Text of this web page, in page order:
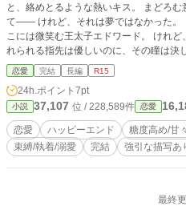
と、絡めとるような熱いキス。 まどろ
て—— けれど、それは夢ではなかった。 「おはよう、リリア」 目を開くと、そ
こには微笑む王太子エドワード。 けれ
れられる指先は優しいのに、その瞳は決して
ア、君は僕のものだよ」 ——待ってください殿下、それは愛の告白ではなく監
禁では！？ 冷静沈着なはずの王太子が見せる、甘く狂おしい独占欲。 逃げなけ
れば——そう思うのに、彼の囁きに心が揺れてし
ど、囚われていく—— これは、執着系王
険な監禁求愛ラブストーリー。
恋愛 完結 長編 R15
24h.ポイント 7pt
小説 37,107 位 / 228,589件 恋愛
恋愛 ハッピーエンド 糖度高め/甘々
束縛/執着/溺愛
完結 強引な描写あ
最終